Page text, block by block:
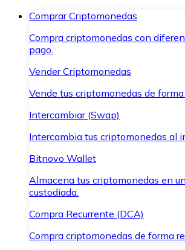
Comprar Criptomonedas
Compra criptomonedas con
pago.
Vender Criptomonedas
Vende tus criptomonedas de
Intercambiar (Swap)
Intercambia tus criptomonedas al
Bitnovo Wallet
Almacena tus criptomonedas en
custodiada.
Compra Recurrente (DCA)
Compra criptomonedas de forma